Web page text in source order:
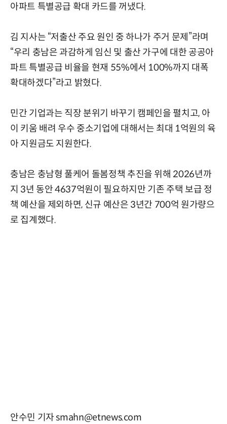
아파트 특별공급 확대 카드를 꺼냈다.
김 지사는 “저출산 주요 원인 중 하나가 주거 문제”라며
“우리 충남은 과감하게 임신 및 출산 가구에 대한 공공아
파트 특별공급 비율을 현재 55%에서 100%까지 대폭
확대하겠다”라고 밝혔다.
민간 기업과는 직장 분위기 바꾸기 캠페인을 펼치고, 아
이 키움 배려 우수 중소기업에 대해서는 최대 1억원의 육
아 지원금도 지원한다.
충남은 충남형 풀케어 돌봄정책 추진을 위해 2026년까
지 3년 동안 4637억원이 필요하지만 기존 주택 보급 정
책 예산을 제외하면, 신규 예산은 3년간 700억 원가량으
로 집계했다.
안수민 기자 smahn@etnews.com